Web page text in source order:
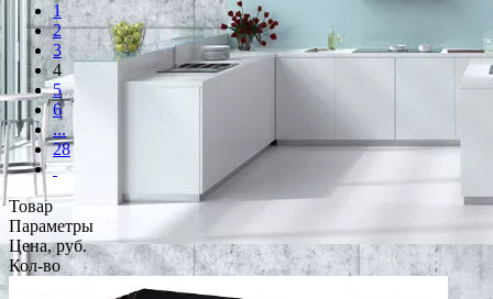
1
2
3
4
5
6
...
28
Товар
Параметры
Цена, руб.
Кол-во